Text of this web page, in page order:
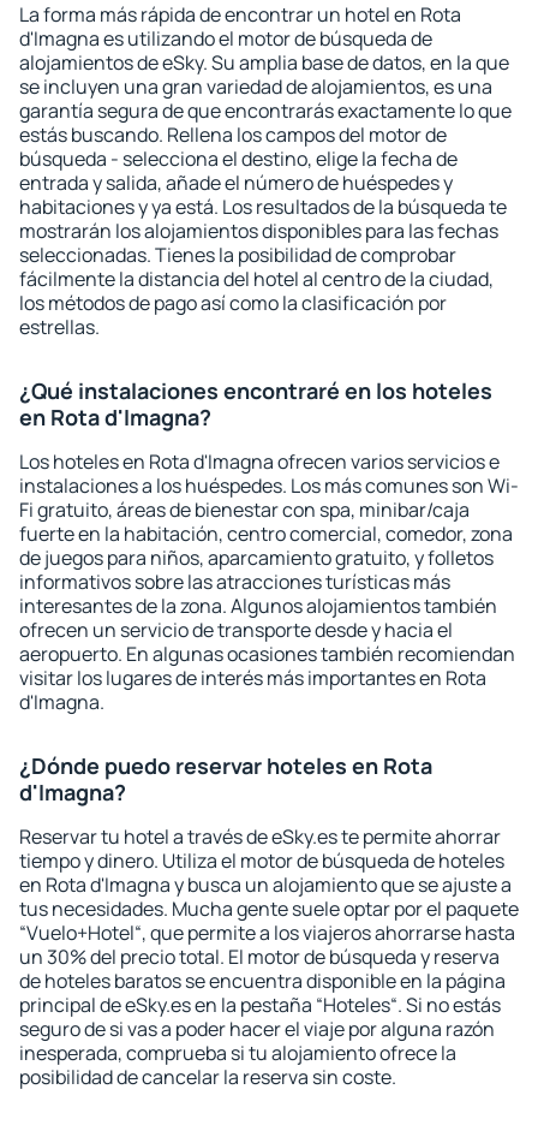
La forma más rápida de encontrar un hotel en Rota
d'Imagna es utilizando el motor de búsqueda de
alojamientos de eSky. Su amplia base de datos, en la que
se incluyen una gran variedad de alojamientos, es una
garantía segura de que encontrarás exactamente lo que
estás buscando. Rellena los campos del motor de
búsqueda - selecciona el destino, elige la fecha de
entrada y salida, añade el número de huéspedes y
habitaciones y ya está. Los resultados de la búsqueda te
mostrarán los alojamientos disponibles para las fechas
seleccionadas. Tienes la posibilidad de comprobar
fácilmente la distancia del hotel al centro de la ciudad,
los métodos de pago así como la clasificación por
estrellas.
¿Qué instalaciones encontraré en los hoteles
en Rota d'Imagna?
Los hoteles en Rota d'Imagna ofrecen varios servicios e
instalaciones a los huéspedes. Los más comunes son Wi-
Fi gratuito, áreas de bienestar con spa, minibar/caja
fuerte en la habitación, centro comercial, comedor, zona
de juegos para niños, aparcamiento gratuito, y folletos
informativos sobre las atracciones turísticas más
interesantes de la zona. Algunos alojamientos también
ofrecen un servicio de transporte desde y hacia el
aeropuerto. En algunas ocasiones también recomiendan
visitar los lugares de interés más importantes en Rota
d'Imagna.
¿Dónde puedo reservar hoteles en Rota
d'Imagna?
Reservar tu hotel a través de eSky.es te permite ahorrar
tiempo y dinero. Utiliza el motor de búsqueda de hoteles
en Rota d'Imagna y busca un alojamiento que se ajuste a
tus necesidades. Mucha gente suele optar por el paquete
“Vuelo+Hotel“, que permite a los viajeros ahorrarse hasta
un 30% del precio total. El motor de búsqueda y reserva
de hoteles baratos se encuentra disponible en la página
principal de eSky.es en la pestaña “Hoteles“. Si no estás
seguro de si vas a poder hacer el viaje por alguna razón
inesperada, comprueba si tu alojamiento ofrece la
posibilidad de cancelar la reserva sin coste.